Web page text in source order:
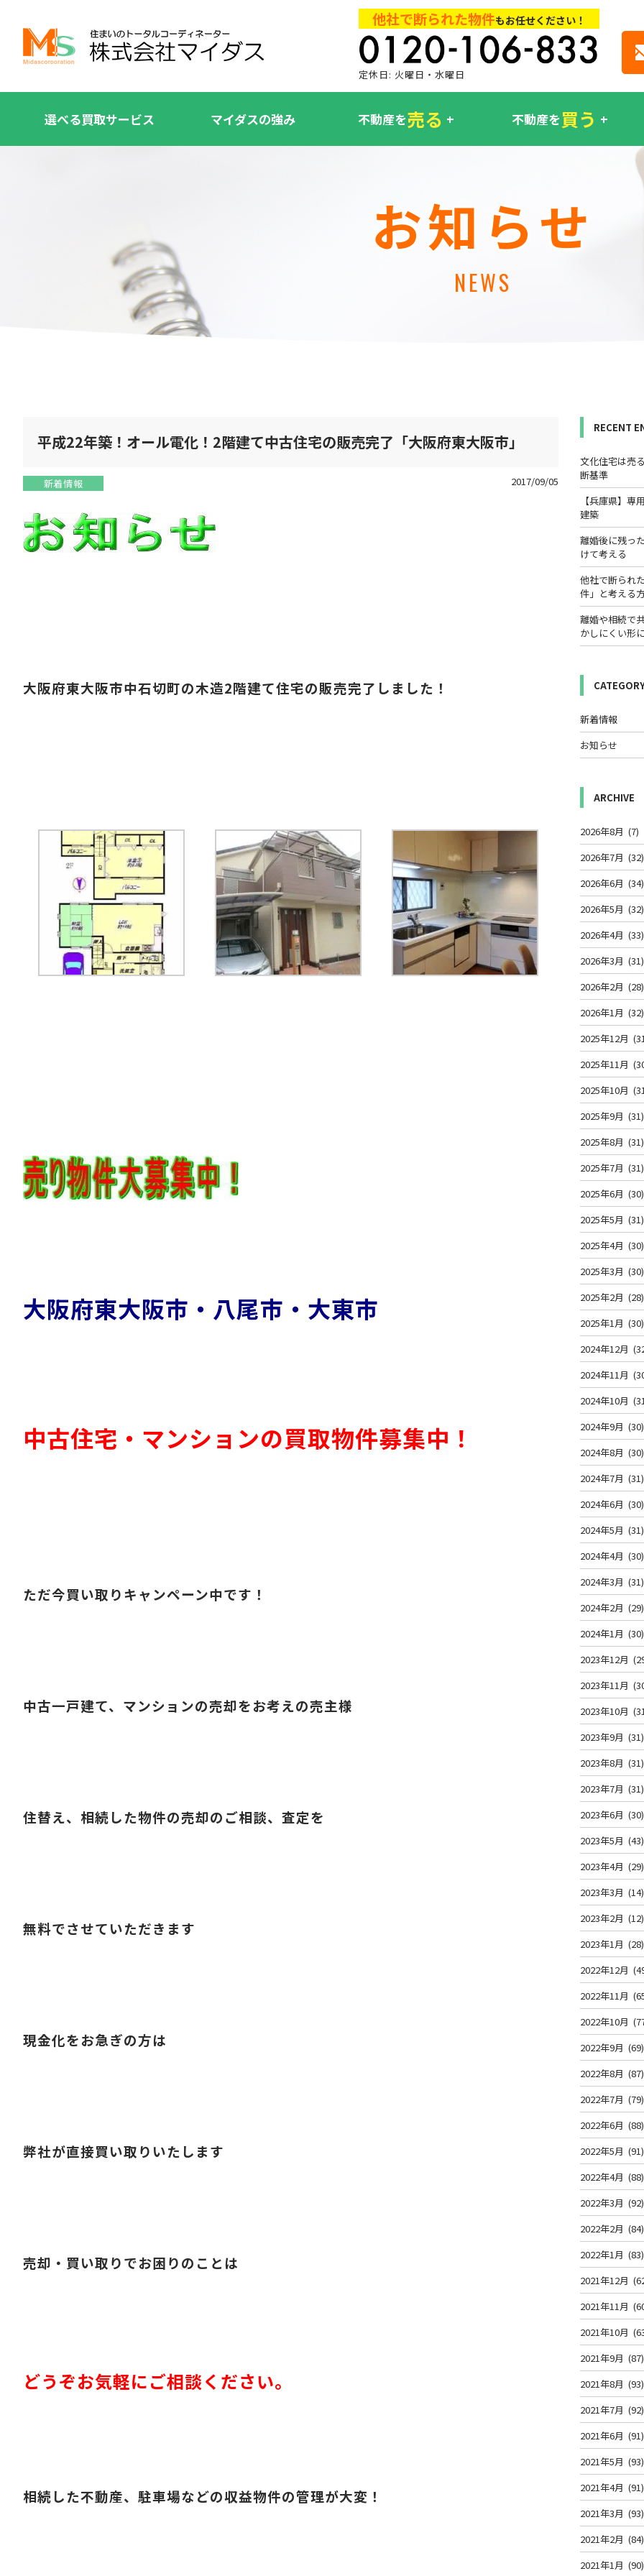
他社で断られた物件もお任せください！
定休日: 火曜日・水曜日
選べる買取サービス マイダスの強み 不動産を売る 不動産を買う
お知らせ
NEWS
平成22年築！オール電化！2階建て中古住宅の販売完了「大阪府東大阪市」
新着情報 2017/09/05
大阪府東大阪市中石切町の木造2階建て住宅の販売完了しました！
大阪府東大阪市・八尾市・大東市
中古住宅・マンションの買取物件募集中！
ただ今買い取りキャンペーン中です！
中古一戸建て、マンションの売却をお考えの売主様
住替え、相続した物件の売却のご相談、査定を
無料でさせていただきます
現金化をお急ぎの方は
弊社が直接買い取りいたします
売却・買い取りでお困りのことは
どうぞお気軽にご相談ください。
相続した不動産、駐車場などの収益物件の管理が大変！
RECENT
文化住宅は売
断基準
【兵庫県】
建築
離婚後に残っ
けて考える
他社で断られ
件」と考える
離婚や相続で
かしにくい形
新着情報
お知らせ
ARCHIVE
2026年8月 (7)
2026年7月 (32)
2026年6月 (34)
2026年5月 (32)
2026年4月 (33)
2026年3月 (31)
2026年2月 (28)
2026年1月 (32)
2025年12月
2025年11月
2025年10月
2025年9月 (31)
2025年8月 (31)
2025年7月 (31)
2025年6月 (30)
2025年5月 (31)
2025年4月 (30)
2025年3月 (30)
2025年2月 (28)
2025年1月 (30)
2024年12月
2024年11月
2024年10月
2024年9月 (30)
2024年8月 (30)
2024年7月 (31)
2024年6月 (30)
2024年5月 (31)
2024年4月 (30)
2024年3月 (31)
2024年2月 (29)
2024年1月 (30)
2023年12月
2023年11月
2023年10月
2023年9月 (31)
2023年8月 (31)
2023年7月 (31)
2023年6月 (30)
2023年5月 (43)
2023年4月 (29)
2023年3月 (14)
2023年2月 (12)
2023年1月 (28)
2022年12月
2022年11月
2022年10月
2022年9月 (69)
2022年8月 (87)
2022年7月 (79)
2022年6月 (88)
2022年5月 (91)
2022年4月 (88)
2022年3月 (92)
2022年2月 (84)
2022年1月 (83)
2021年12月
2021年11月
2021年10月
2021年9月 (87)
2021年8月 (93)
2021年7月 (92)
2021年6月 (91)
2021年5月 (93)
2021年4月 (91)
2021年3月 (93)
2021年2月 (84)
2021年1月 (90)